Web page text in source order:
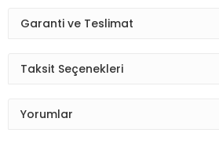
Garanti ve Teslimat
Taksit Seçenekleri
Yorumlar